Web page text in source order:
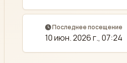
Последнее посещение
10 июн. 2026 г., 07:24